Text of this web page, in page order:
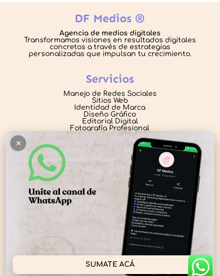
DF Medios ®
Agencia de medios digitales
Transformamos visiones en resultados digitales
concretos a través de estrategias
personalizadas que impulsan tu crecimiento.
Servicios
Manejo de Redes Sociales
Sitios Web
Identidad de Marca
Diseño Gráfico
Editorial Digital
Fotografía Profesional
Contacto
daiana@dfmedios.com.ar
+54 9 11 7058-8355
Buenos Aires, Argentina
Lunes a Jueves de 9 a 15 hs
Seguinos
© 2025 DF Medios. Todos los derechos
reservados.
×
SUMATE ACÁ